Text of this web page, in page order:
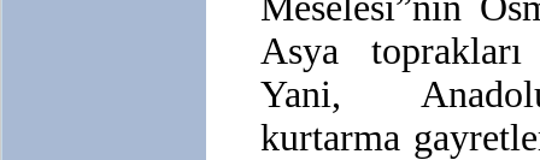
Asya toprakları
Yani,
kurtarma